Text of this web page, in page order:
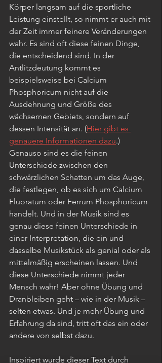
Körper langsam auf die sportliche
Leistung einstellt, so nimmt er auch mit
der Zeit immer feinere Veränderungen
wahr. Es sind oft diese feinen Dinge,
die entscheidend sind. In der
Antlitzdeutung kommt es
beispielsweise bei Calcium
Phosphoricum nicht auf die
Ausdehnung und Größe des
wächsernen Gebiets, sondern auf
dessen Intensität an. (Hier gibt es
genauere Informationen dazu.)
Genauso sind es die feinen
Unterschiede zwischen den
schwärzlichen Schatten um das Auge,
die festlegen, ob es sich um Calcium
Fluoratum oder Ferrum Phosphoricum
handelt. Und in der Musik sind es
genau diese feinen Unterschiede in
einer Interpretation, die ein und
dasselbe Musikstück als genial oder als
mittelmäßig erscheinen lassen. Und
diese Unterschiede nimmt jeder
Mensch wahr! Aber ohne Übung und
Dranbleiben geht – wie in der Musik –
selten etwas. Und je mehr Übung und
Erfahrung da sind, tritt oft das ein oder
andere von selbst dazu.
Inspiriert wurde dieser Text durch